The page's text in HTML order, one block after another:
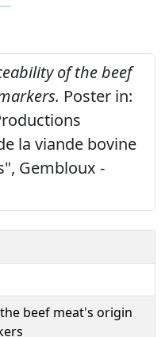
of the beef
Poster in:
la viande bovine
Gembloux -
beef meat's origin